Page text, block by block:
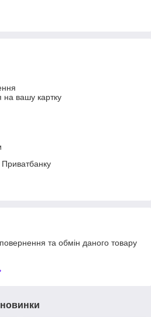
на вашу картку
та обмін даного товару
новинки